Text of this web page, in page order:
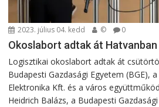
2023. július 04. kedd © 0
Okoslabort adtak át Hatvanban
Logisztikai okoslabort adtak át
Budapesti Gazdasági Egyetem (BGE),
Elektronika Kft. és a város
Heidrich Balázs, a Budapesti